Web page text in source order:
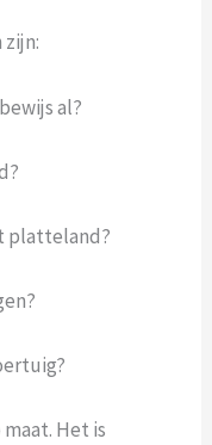
al?
platteland?
Het is